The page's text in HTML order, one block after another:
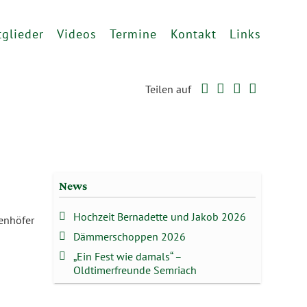
Videos Termine Kontakt Links
Teilen auf TwitterFacebook
Google+
News
Hochzeit Bernadette und Jakob 2026
Dämmerschoppen 2026
„Ein Fest wie damals“ –
Oldtimerfreunde Semriach